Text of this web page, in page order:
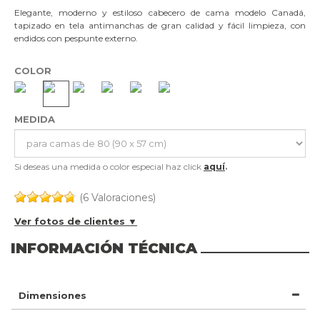
Elegante, moderno y estiloso cabecero de cama modelo Canadá,
tapizado en tela antimanchas de gran calidad y fácil limpieza, con
endidos con pespunte externo.
COLOR
MEDIDA
Si deseas una medida o color especial haz click aquí.
(6 Valoraciones)
Ver fotos de clientes ▼
INFORMACIÓN TÉCNICA
Dimensiones